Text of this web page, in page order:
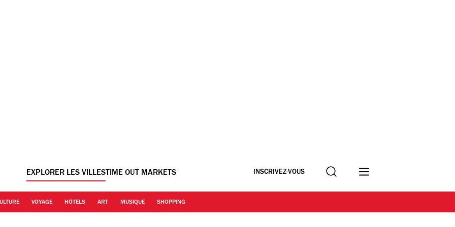
EXPLORER LES VILLESTIME OUT MARKETS INSCRIVEZ-VOUS Recherche
VOYAGE HÔTELS ART MUSIQUE SHOPPING